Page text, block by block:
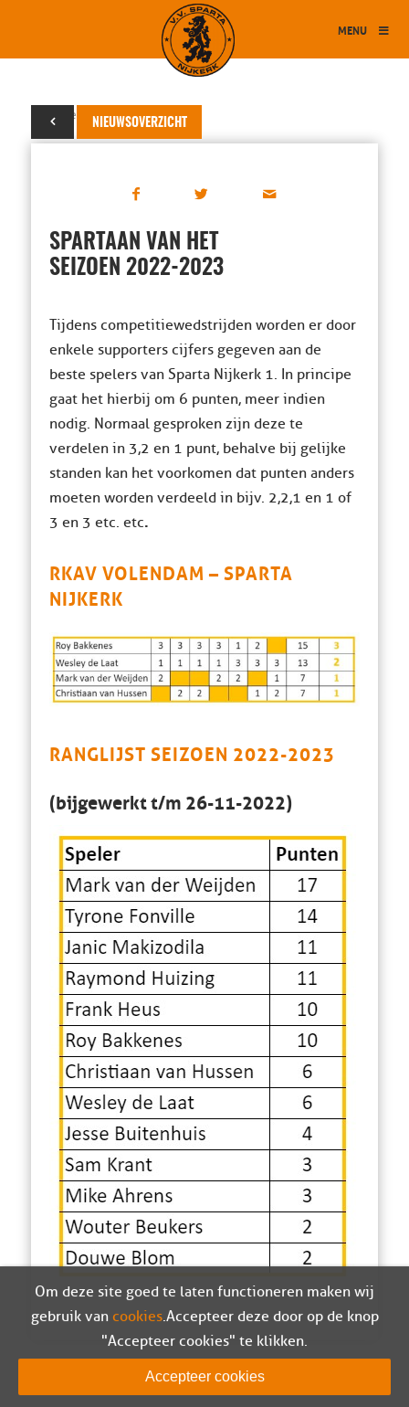
MENU
NIEUWSOVERZICHT
27 november 2022
SPARTAAN VAN HET
SEIZOEN 2022-2023
Tijdens competitiewedstrijden worden er door
enkele supporters cijfers gegeven aan de
beste spelers van Sparta Nijkerk 1. In principe
gaat het hierbij om 6 punten, meer indien
nodig. Normaal gesproken zijn deze te
verdelen in 3,2 en 1 punt, behalve bij gelijke
standen kan het voorkomen dat punten anders
moeten worden verdeeld in bijv. 2,2,1 en 1 of
3 en 3 etc. etc.
RKAV VOLENDAM – SPARTA
NIJKERK
RANGLIJST SEIZOEN 2022-2023
(bijgewerkt t/m 26-11-2022)
Om deze site goed te laten functioneren maken wij
gebruik van cookies. Accepteer deze door op de knop
"Accepteer cookies" te klikken.
Accepteer cookies